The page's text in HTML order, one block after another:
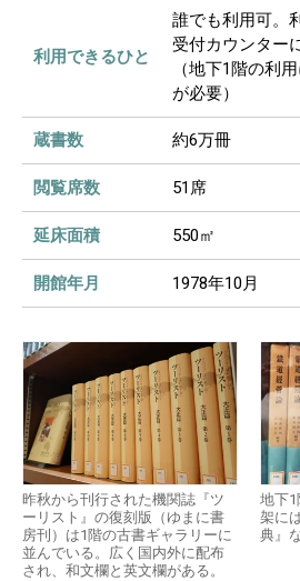
利用できるひと
誰でも利用可。
受付カウンター
（地下1階の利
が必要）
蔵書数 約6万冊
閲覧席数 51席
延床面積 550㎡
開館年月 1978年10月
昨秋から刊行された機関誌『ツ
ーリスト』の復刻版（ゆまに書
房刊）は1階の古書ギャラリーに
並んでいる。広く国内外に配布
され、和文欄と英文欄がある。
地下
架に
典』